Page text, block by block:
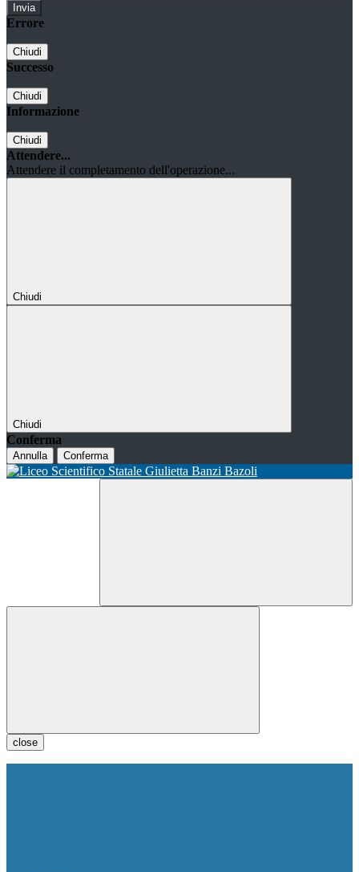
Errore
Chiudi
Successo
Chiudi
Informazione
Chiudi
Attendere...
Attendere il completamento dell'operazione...
Chiudi
Chiudi
Conferma
Annulla Conferma
close